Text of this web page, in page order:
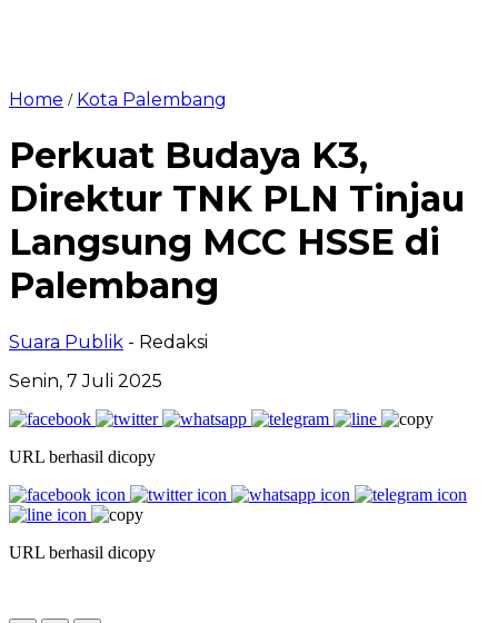
Home / Kota Palembang
Perkuat Budaya K3,
Direktur TNK PLN Tinjau
Langsung MCC HSSE di
Palembang
Suara Publik - Redaksi
Senin, 7 Juli 2025
URL berhasil dicopy
URL berhasil dicopy